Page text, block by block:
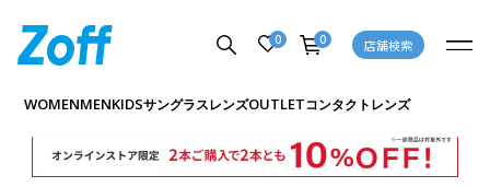
0 0 店舗検索
WOMENMENKIDSサングラスレンズOUTLETコンタクトレンズ
商品詳細ページへ